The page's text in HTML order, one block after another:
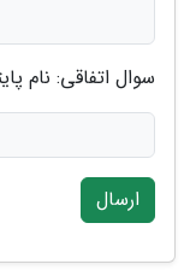
سوال اتفاقی: نام
ارسال